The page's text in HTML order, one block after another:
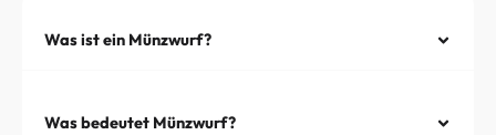
Was ist ein Münzwurf?
Was bedeutet Münzwurf?